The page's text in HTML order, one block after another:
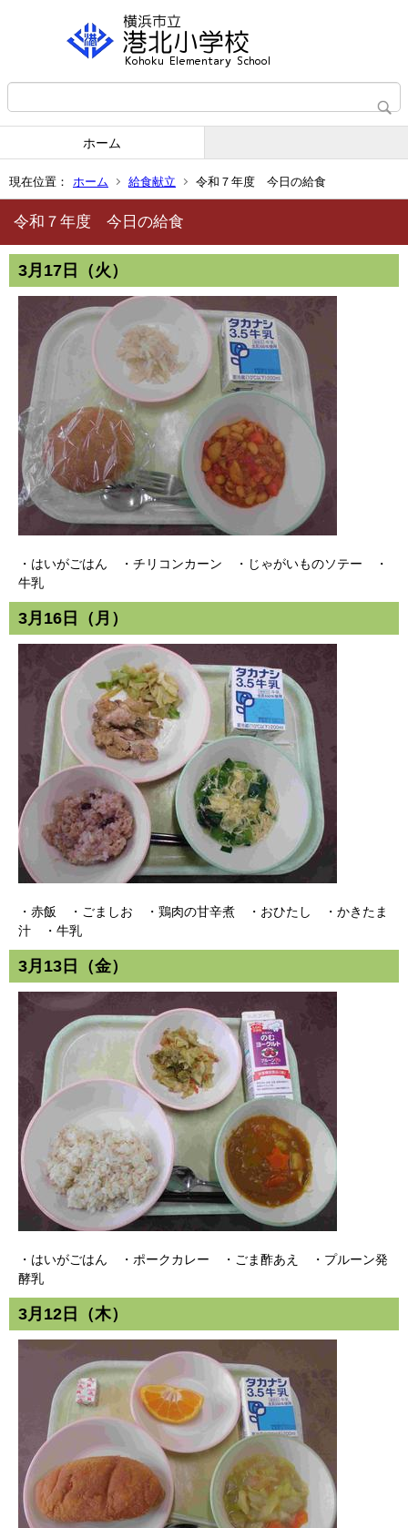
ホーム
現在位置： ホーム 給食献立 令和７年度 今日の給食
令和７年度 今日の給食
3月17日（火）
・はいがごはん ・チリコンカーン ・じゃがいものソテー ・
牛乳
3月16日（月）
・赤飯 ・ごましお ・鶏肉の甘辛煮 ・おひたし ・かきたま
汁 ・牛乳
3月13日（金）
・はいがごはん ・ポークカレー ・ごま酢あえ ・プルーン発
酵乳
3月12日（木）